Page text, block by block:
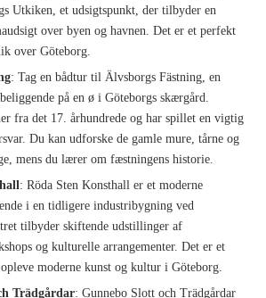
Utkiken, et udsigtspunkt, der tilbyder en
over byen og havnen. Det er et perfekt
over Göteborg.
: Tag en bådtur til Älvsborgs Fästning, en
på en ø i Göteborgs skærgård.
fra det 17. århundrede og har spillet en vigtig
Du kan udforske de gamle mure, tårne og
mens du lærer om fæstningens historie.
: Röda Sten Konsthall er et moderne
i en tidligere industribygning ved
tilbyder skiftende udstillinger af
og kulturelle arrangementer. Det er et
moderne kunst og kultur i Göteborg.
Trädgårdar: Gunnebo Slott och Trädgårdar